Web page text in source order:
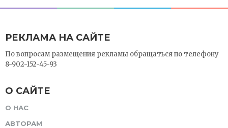
РЕКЛАМА НА САЙТЕ
По вопросам размещения рекламы обращаться по телефону
8-902-152-45-93
О САЙТЕ
О НАС
АВТОРАМ